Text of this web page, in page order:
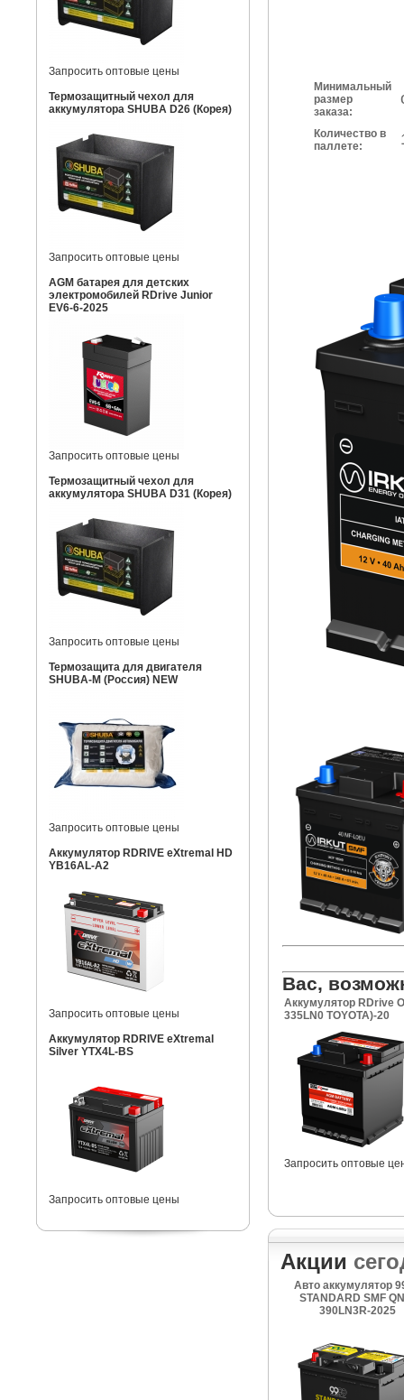
Запросить оптовые цены
Термозащитный чехол для
аккумулятора SHUBA D26 (Корея)
Запросить оптовые цены
AGM батарея для детских
электромобилей RDrive Junior
EV6-6-2025
Запросить оптовые цены
Термозащитный чехол для
аккумулятора SHUBA D31 (Корея)
Запросить оптовые цены
Термозащита для двигателя
SHUBA-M (Россия) NEW
Запросить оптовые цены
Аккумулятор RDRIVE eXtremal HD
YB16AL-A2
Запросить оптовые цены
Аккумулятор RDRIVE eXtremal
Silver YTX4L-BS
Запросить оптовые цены
Минимальный
размер
заказа:
Количество в
паллете:
Вас,
Аккумулятор RDrive
335LN0 TOYOTA)-20
Запросить оптовые
Акции
Авто аккумулятор
STANDARD SMF
390LN3R-2025